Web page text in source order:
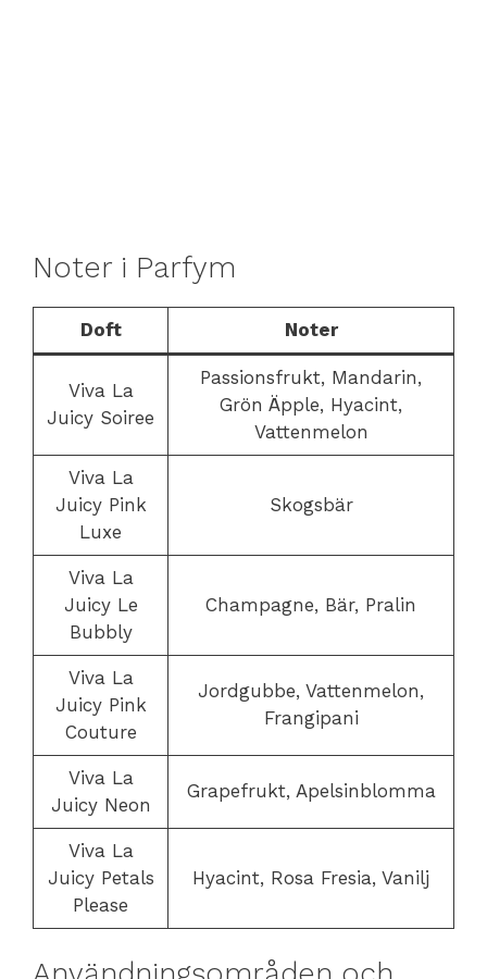
Noter i Parfym
Doft Noter
Viva La
Juicy Soiree
Passionsfrukt, Mandarin,
Grön Äpple, Hyacint,
Vattenmelon
Viva La
Juicy Pink
Luxe
Skogsbär
Viva La
Juicy Le
Bubbly
Champagne, Bär, Pralin
Viva La
Juicy Pink
Couture
Jordgubbe, Vattenmelon,
Frangipani
Viva La
Juicy Neon
Grapefrukt, Apelsinblomma
Viva La
Juicy Petals
Please
Hyacint, Rosa Fresia, Vanilj